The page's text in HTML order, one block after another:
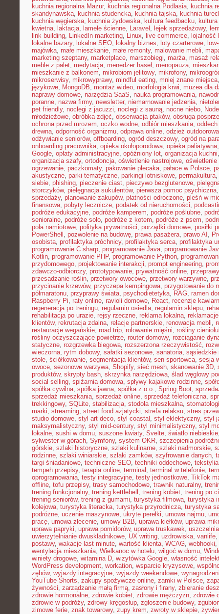
kuchnia regionalna Mazur, kuchnia regionalna Podlasia, kuchnia
skandynawska, kuchnia studencka, kuchnia tajska, kuchnia
kuchnia węgierska, kuchnia żydowska, kultura feedbacku,
kwietna, laktacja, lamele ścienne, Laravel , lejek sprzedażowy,
link building, LinkedIn marketing, Linux, live commerce, lojalność
lokalne bazary, lokalne SEO, lokalny biznes, loty czarterowe,
majówka, małe mieszkanie, małe remonty, malowanie mebli,
marketing szeptany, marketplace, marszobiegi, marża, masaż
meble z palet, medytacja, menedżer haseł, menopauza,
mieszkanie z balkonem, mikrobiom jelitowy, mikrofony,
mikroserwisy, mikrowyprawy, mindful eating, mniej znane miejsca
językowe, MongoDB, montaż wideo, morfologia krwi, muzea dla
naprawy domowe, narzędzia SaaS, nauka programowania,
poranne, nazwa firmy, newsletter, niemarnowanie jedzenia,
pet friendly, noclegi z jacuzzi, noclegi z sauną, nocne niebo,
młodzieżowe, obróbka zdjęć, obserwacja ptaków, obsługa
ochrona przed mrozem, oczko wodne, odbiór mieszkania, oddech
drewna, odporność organizmu, odprawa online, odzież outdoorowa
odżywianie seniorów, offboarding, ogród deszczowy, ogród na
onboarding pracownika, opieka okołoporodowa, opieka paliatywna
Google, opłaty administracyjne, opóźniony lot, organizacja kuchni
organizacja szafy, ortodoncja, oświetlenie nastrojowe, oświetlenie
ogrzewanie, paczkomaty, pakowanie plecaka, pałace w Polsce,
akustyczne, parki tematyczne, parkingi lotniskowe, permakultura,
siebie, phishing, pieczenie ciast, pieczywo bezglutenowe,
storczyków, pielęgnacja sukulentów, pierwsza pomoc psychiczna
sprzedaży, planowanie zakupów, płatności odroczone, pleśń w
finansowa, pobyty lecznicze, podatek od nieruchomości,
podróże edukacyjne, podróże kamperem, podróże poślubne,
senioralne, podróże solo, podróże z kotem, podróże z psem,
pola namiotowe, polityka prywatności, porządki domowe, posiłki
PowerShell , pozwolenie na budowę, prawa pasażera, prawo AI ,
osobista, profilaktyka próchnicy, profilaktyka serca, profilaktyka
programowanie C sharp, programowanie Java, programowanie
Kotlin, programowanie PHP, programowanie Python,
przydomowego, projektowanie interakcji, prompt engineering,
zdawczo-odbiorczy, prototypowanie, prywatność online,
przesadzanie roślin, przetwory owocowe, przetwory warzywne,
przycinanie krzewów, przyczepa kempingowa, przygotowanie do
półmaratonu, przyprawy świata, psychodietetyka, RAG, ramen
Raspberry Pi, raty online, ravioli domowe, React, recenzje
regeneracja po treningu, regulamin osiedla, regulamin sklepu,
rehabilitacja po urazie, rejsy rzeczne, reklama lokalna, reklamacje
klientów, rekrutacja zdalna, relacje partnerskie, renowacja mebli,
restauracje wegańskie, road trip, rolowanie mięśni, rośliny
rośliny oczyszczające powietrze, router domowy, rozciąganie
statyczne, rozgrzewka biegowa, rozszerzona rzeczywistość,
wieczorna, rytm dobowy, sałatki sezonowe, sanatoria, sąsiedzkie
stole, ściółkowanie, segmentacja klientów, sen sportowca, sesja
owoce, sezonowe warzywa, Shopify, sieć mesh, skanowanie 3D,
produktów, skrypty bash, skrzynka narzędziowa, ślad węglowy
social selling, spiżarnia domowa, spływy kajakowe rodzinne,
spółka cywilna, spółka jawna, spółka z o.o., Spring Boot,
sprzedaż mieszkania, sprzedaż online, sprzedaż telefoniczna,
trekkingowy, SQLite, stabilizacja, stodoła mieszkalna,
marki, streaming, street food azjatycki, strefa relaksu, stres
studio domowe, styl art deco, styl coastal , styl eklektyczny, styl
maksymalistyczny, styl mid-century, styl minimalistyczny, styl
lokalne, sushi w domu, suszone kwiaty, Svelte, światło niebieskie
sylwester w górach, Symfony, system OKR, szczepienia
górskie, szlaki historyczne, szlaki kulinarne, szlaki nadmorskie,
rodzinne, szlaki winiarskie, szlaki zamków, szyfrowanie danych,
targi śniadaniowe, techniczne SEO, techniki oddechowe,
tempeh przepisy, terapia online, terminal , terminal w telefonie,
oprogramowania, testy integracyjne, testy jednostkowe, TikTok
offline, tofu przepisy, trasy samochodowe, trawnik naturalny,
trening funkcjonalny, trening kettlebell , trening kobiet, trening po
trening seniorów, trening z gumami, turystyka filmowa, turystyka
kolejowa, turystyka literacka, turystyka przyrodnicza, turystyka
podróżne, uczenie maszynowe, ukryte perełki, umowa najmu,
pracę, umowa zlecenie, umowy B2B, uprawa kiełków, uprawa
uprawa papryki, uprawa pomidorów, uprawa truskawek,
uwierzytelnianie dwuskładnikowe, UX writing, uzdrowiska, vanlife,
postawy, wakacje last minute, wartość klienta, WCAG, webhooki,
wentylacja mieszkania, Wielkanoc w hotelu, wilgoć w domu,
winiety drogowe, witamina D, wizytówka Google, własność
WordPress development, workation, wsparcie kryzysowe,
zębów, wyjazdy integracyjne, wyjazdy weekendowe,
YouTube Shorts, zakupy spożywcze online, zamki w Polsce,
żywności, zarządzanie małą firmą, zasłony i firany, zbieranie
zdrowie hormonalne, zdrowie kobiet, zdrowie mężczyzn, zdrowie
zdrowie w podróży, zdrowy kręgosłup, zgłoszenie budowy,
zimowe ferie, znak towarowy, zupy krem, zwroty w sklepie,